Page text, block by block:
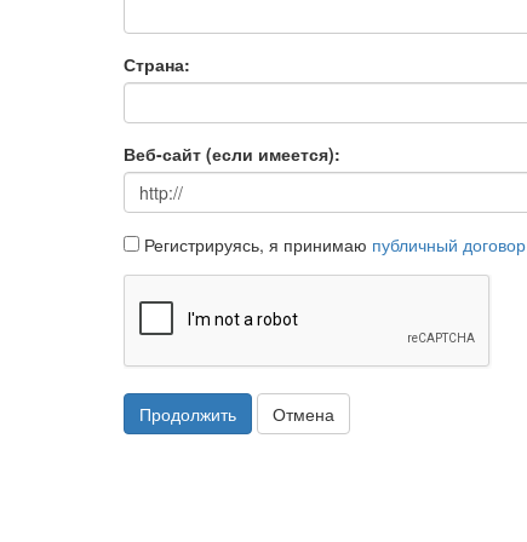
Страна:
Веб-сайт (если имеется):
Регистрируясь, я принимаю публичный договор
Продолжить Отмена